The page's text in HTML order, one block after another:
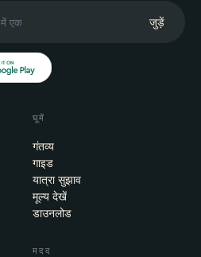
जुड़ें
घूमें
गंतव्य
गाइड
यात्रा सुझाव
मूल्य देखें
डाउनलोड
मदद